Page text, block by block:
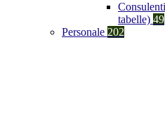
tabelle) 49
Personale 202